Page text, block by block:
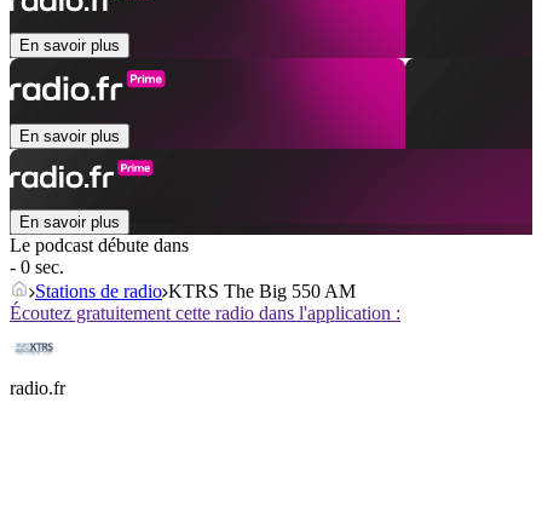
En savoir plus
En savoir plus
En savoir plus
Le podcast débute dans
- 0 sec.
Stations de radio KTRS The Big 550 AM
Écoutez gratuitement cette radio dans l'application :
radio.fr